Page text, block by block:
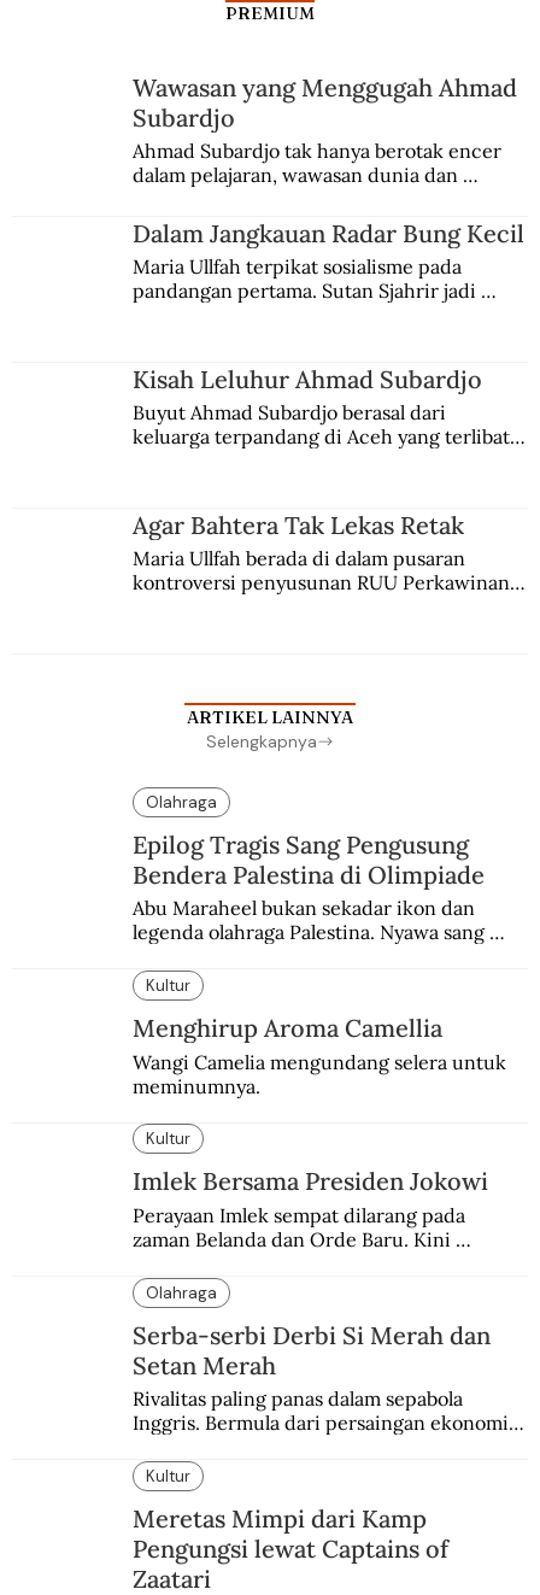
Menghapus Warisan Kolonial
PREMIUM
Wawasan yang Menggugah Ahmad
Subardjo
Ahmad Subardjo tak hanya berotak encer
dalam pelajaran, wawasan dunia dan
Jules Verne, Multatuli, hingga Sun Yat-sen.
Dalam Jangkauan Radar Bung Kecil
Maria Ullfah terpikat sosialisme pada
pandangan pertama. Sutan Sjahrir jadi
Kisah Leluhur Ahmad Subardjo
Buyut Ahmad Subardjo berasal dari
keluarga terpandang di Aceh yang terlibat
Agar Bahtera Tak Lekas Retak
Maria Ullfah berada di dalam pusaran
kontroversi penyusunan RUU Perkawinan.
ARTIKEL LAINNYA
Selengkapnya
Olahraga
Epilog Tragis Sang Pengusung
Bendera Palestina di Olimpiade
Abu Maraheel bukan sekadar ikon dan
legenda olahraga Palestina. Nyawa sang
memblokade Rafah.
Kultur
Menghirup Aroma Camellia
Wangi Camelia mengundang selera untuk
meminumnya.
Kultur
Imlek Bersama Presiden Jokowi
Perayaan Imlek sempat dilarang pada
zaman Belanda dan Orde Baru. Kini
Olahraga
Serba-serbi Derbi Si Merah dan
Setan Merah
Rivalitas paling panas dalam sepabola
Inggris. Bermula dari persaingan ekonomi
Kultur
Meretas Mimpi dari Kamp
Pengungsi lewat Captains of
Zaatari